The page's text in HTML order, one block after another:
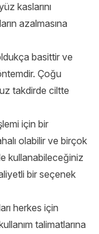
kaslarını
azalmasına
basittir ve
Çoğu
takdirde ciltte
için bir
olabilir ve birçok
kullanabileceğiniz
bir seçenek
herkes için
talimatlarına